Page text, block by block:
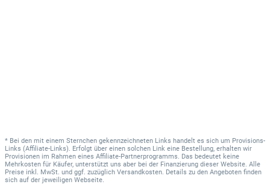
* Bei den mit einem Sternchen gekennzeichneten Links handelt es sich um Provisions-
Links (Affiliate-Links). Erfolgt über einen solchen Link eine Bestellung, erhalten wir
Provisionen im Rahmen eines Affiliate-Partnerprogramms. Das bedeutet keine
Mehrkosten für Käufer, unterstützt uns aber bei der Finanzierung dieser Website. Alle
Preise inkl. MwSt. und ggf. zuzüglich Versandkosten. Details zu den Angeboten finden
sich auf der jeweiligen Webseite.